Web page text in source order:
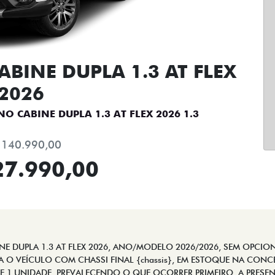
DUPLA 1.3 AT FLEX
CABINE DUPLA 1.3 AT FLEX 2026 1.3
DUPLA 1.3 AT FLEX 2026, ANO/MODELO 2026/2026, SEM
O VEÍCULO COM CHASSI FINAL {chassis}, EM ESTOQUE NA
PREVALECENDO O QUE OCORRER PRIMEIRO. A